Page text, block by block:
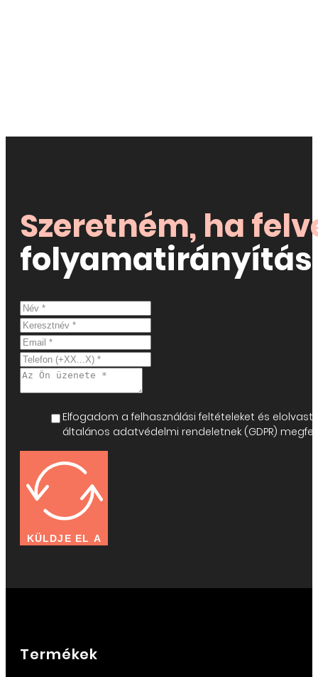
Szeretném, ha
Elfogadom a felhasználási feltételeket és
általános adatvédelmi rendeletnek (GDPR)
KÜLDJE EL A
Termékek